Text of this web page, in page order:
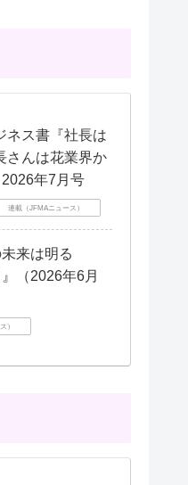
ネス書『社長は
さんは花業界か
年7月号
連載（JFMAニュース）
来は明る
（2026年6月
）